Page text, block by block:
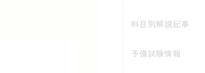
科目別解説記事
予備試験情報